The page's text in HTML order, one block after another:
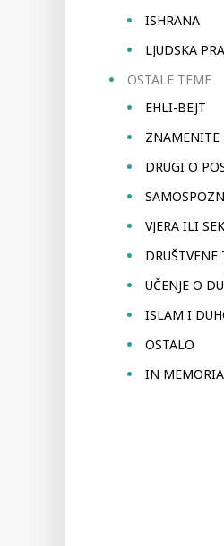
ISHRANA
LJUDSKA
OSTALE TEME
EHLI-BEJT
ZNAMENITE
DRUGI O
VJERA ILI
DRUŠTVENE
UČENJE O
ISLAM I
OSTALO
IN